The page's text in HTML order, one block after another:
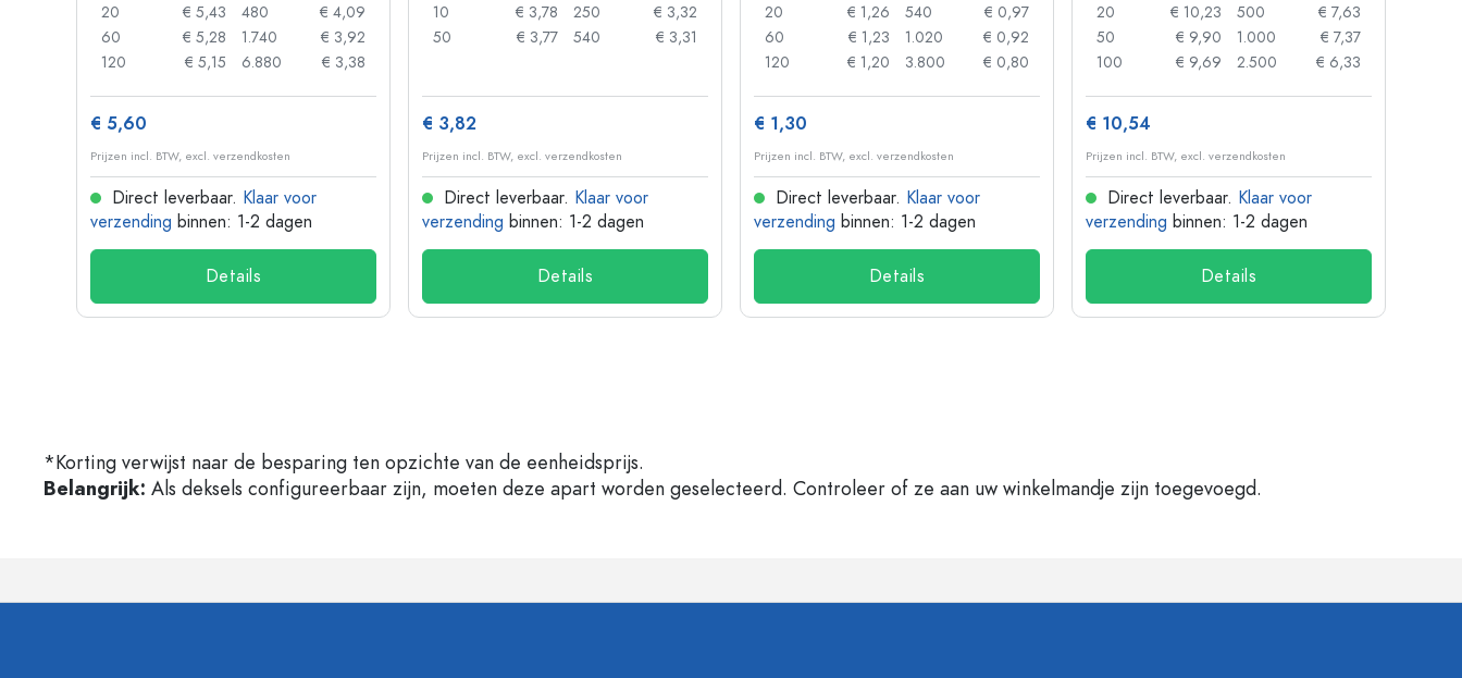
20
€ 5,43
60
€ 5,28
120
€ 5,15
480
€ 4,09
1.740
€ 3,92
6.880
€ 3,38
€ 5,60
Prijzen incl. BTW, excl. verzendkosten
Direct leverbaar. Klaar voor
verzending binnen: 1-2 dagen
Details
10
€ 3,78
50
€ 3,77
250
€ 3,32
540
€ 3,31
€ 3,82
Prijzen incl. BTW, excl. verzendkosten
Direct leverbaar. Klaar voor
verzending binnen: 1-2 dagen
Details
20
€ 1,26
60
€ 1,23
120
€ 1,20
540
€ 0,97
1.020
€ 0,92
3.800
€ 0,80
€ 1,30
Prijzen incl. BTW, excl. verzendkosten
Direct leverbaar. Klaar voor
verzending binnen: 1-2 dagen
Details
20
€ 10,23
50
€ 9,90
100
€ 9,69
500
€ 7,63
1.000
€ 7,37
2.500
€ 6,33
€ 10,54
Prijzen incl. BTW, excl. verzendkosten
Direct leverbaar. Klaar voor
verzending binnen: 1-2 dagen
Details
*Korting verwijst naar de besparing ten opzichte van de eenheidsprijs.
Belangrijk: Als deksels configureerbaar zijn, moeten deze apart worden geselecteerd. Controleer of ze aan uw winkelmandje zijn toegevoegd.